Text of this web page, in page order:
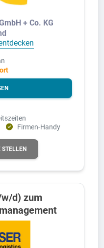
+ Co. KG
Firmen-Handy
d) zum